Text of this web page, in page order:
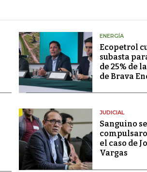
ENERGÍA
Ecopetrol
subasta
de 25% de
de Brava
JUDICIAL
Sanguino
el caso de
Vargas